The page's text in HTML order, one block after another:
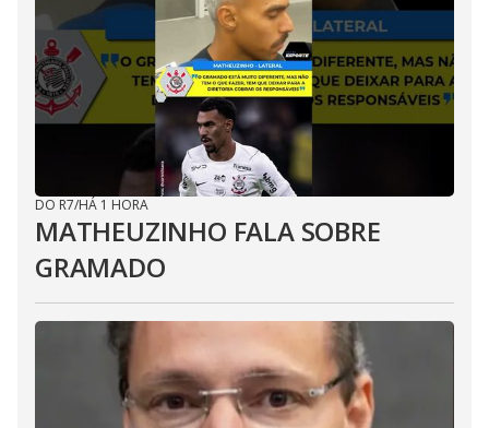
DO R7/HÁ 1 HORA
MATHEUZINHO FALA SOBRE
GRAMADO